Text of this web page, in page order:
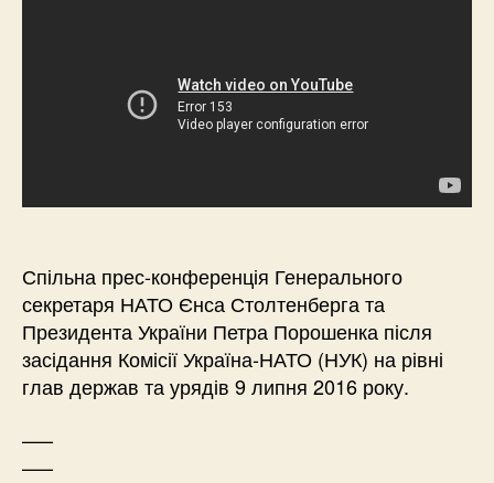
Спільна прес-конференція Генерального
секретаря НАТО Єнса Столтенберга та
Президента України Петра Порошенка після
засідання Комісії Україна-НАТО (НУК) на рівні
глав держав та урядів 9 липня 2016 року.
—–
—–